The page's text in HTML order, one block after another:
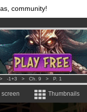
community!
comics & mangas!.
per month !Get membership
-1+3 > Ch. 9 > P. 1
screen Thumbnails